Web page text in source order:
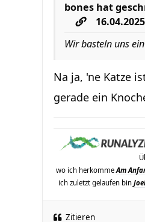
bones hat
Wir basteln uns
Na ja, 'ne Katze
gerade ein
wo ich herkommeAm
ich zuletzt gelaufen bin
Zitieren